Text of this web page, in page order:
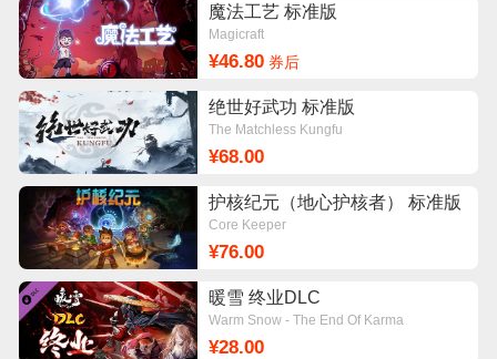
魔法工艺 标准版
Magicraft
¥46.80券后
绝世好武功 标准版
The Matchless Kungfu
¥68.00
护核纪元（地心护核者） 标准版
Core Keeper
¥76.00
暖雪 终业DLC
Warm Snow - The End Of Karma
¥28.00